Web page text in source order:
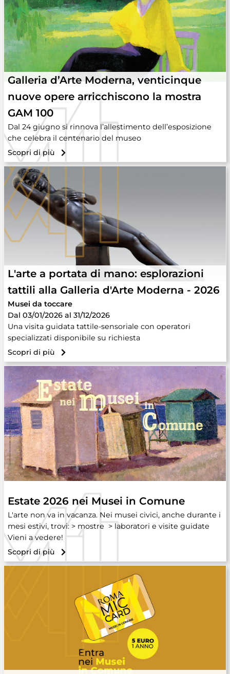
Galleria d’Arte Moderna, venticinque
nuove opere arricchiscono la mostra
GAM 100
Dal 24 giugno si rinnova l’allestimento dell’esposizione
che celebra il centenario del museo
Scopri di più
L'arte a portata di mano: esplorazioni
tattili alla Galleria d'Arte Moderna - 2026
Musei da toccare
Dal 03/01/2026 al 31/12/2026
Una visita guidata tattile-sensoriale con operatori
specializzati disponibile su richiesta
Scopri di più
Estate 2026 nei Musei in Comune
L'arte non va in vacanza. Nei musei civici, anche durante i
mesi estivi, trovi: > mostre > laboratori e visite guidate
Vieni a vedere!
Scopri di più